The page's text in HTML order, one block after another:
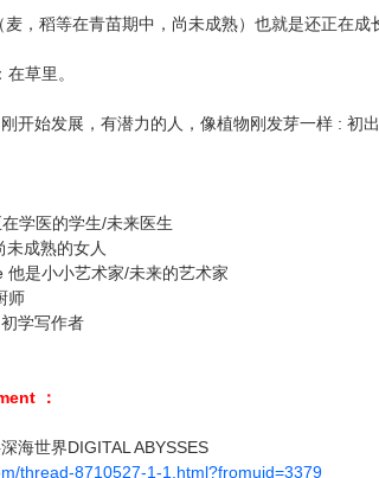
，稻等在青苗期中，尚未成熟）也就是还正在成
草里。
开始发展，有潜力的人，像植物刚发芽一样 : 初
学医的学生/未来医生
成熟的女人
他是小小艺术家/未来的艺术家
师
学写作者
：
海世界DIGITAL ABYSSES
thread-8710527-1-1.html?fromuid=3379